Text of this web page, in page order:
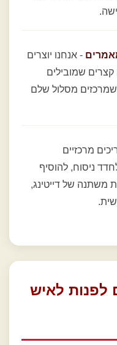
- אנחנו יוצרים
קצרים שמובילים
שמרכזים מסלול שלם
מרכזיים
ניסוח, להוסיף
משתנה של דייטינג,
לפנות לאיש